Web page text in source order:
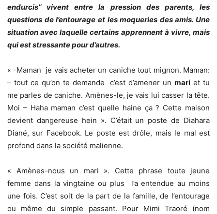
endurcis’’ vivent entre la pression des parents, les
questions de l’entourage et les moqueries des amis. Une
situation avec laquelle certains apprennent à vivre, mais
qui est stressante pour d’autres.
« -Maman je vais acheter un caniche tout mignon. Maman:
– tout ce qu’on te demande c’est d’amener unmari et tu
me parles de caniche. Amènes-le, je vais lui casser la tête.
Moi – Haha maman c’est quelle haine ça ? Cette maison
devient dangereuse hein ». C’était un poste de Diahara
Diané, sur Facebook. Le poste est drôle, mais le mal est
profond dans la société malienne.
« Amènes-nous un mari ». Cette phrase toute jeune
femme dans la vingtaine ou plus l’a entendue au moins
une fois. C’est soit de la part de la famille, de l’entourage
ou même du simple passant. Pour Mimi Traoré (nom